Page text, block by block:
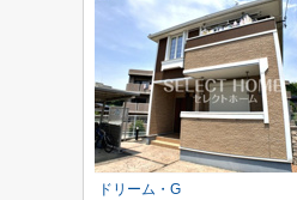
ドリーム・G